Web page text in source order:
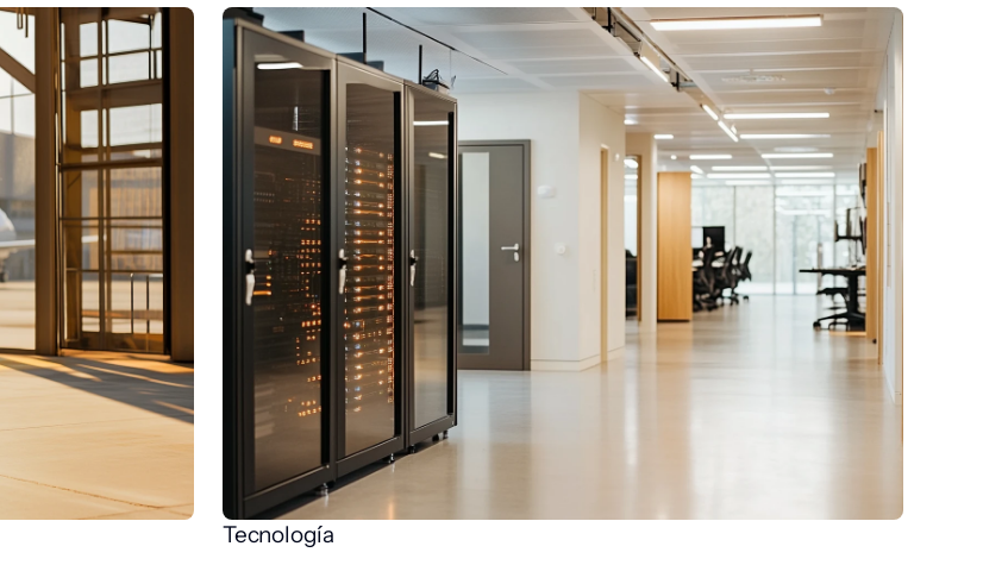
Tecnología